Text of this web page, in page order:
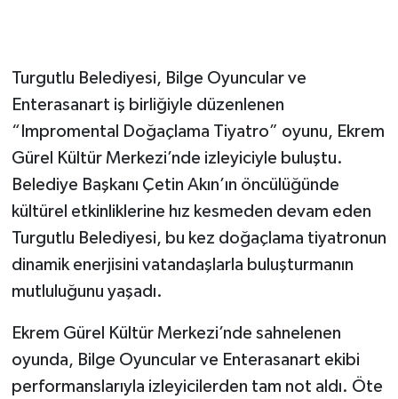
Turgutlu Belediyesi, Bilge Oyuncular ve
Enterasanart iş birliğiyle düzenlenen
“Impromental Doğaçlama Tiyatro” oyunu, Ekrem
Gürel Kültür Merkezi’nde izleyiciyle buluştu.
Belediye Başkanı Çetin Akın’ın öncülüğünde
kültürel etkinliklerine hız kesmeden devam eden
Turgutlu Belediyesi, bu kez doğaçlama tiyatronun
dinamik enerjisini vatandaşlarla buluşturmanın
mutluluğunu yaşadı.
Ekrem Gürel Kültür Merkezi’nde sahnelenen
oyunda, Bilge Oyuncular ve Enterasanart ekibi
performanslarıyla izleyicilerden tam not aldı. Öte